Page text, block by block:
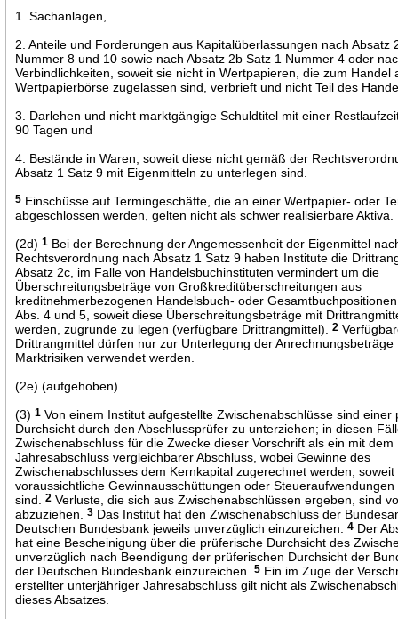
1. Sachanlagen,
2. Anteile und Forderungen aus Kapitalüberlassungen nach Absatz
Nummer 8 und 10 sowie nach Absatz 2b Satz 1 Nummer 4 oder
Verbindlichkeiten, soweit sie nicht in Wertpapieren, die zum Handel
Wertpapierbörse zugelassen sind, verbrieft und nicht Teil des
3. Darlehen und nicht marktgängige Schuldtitel mit einer
90 Tagen und
4. Bestände in Waren, soweit diese nicht gemäß der
Absatz 1 Satz 9 mit Eigenmitteln zu unterlegen sind.
5 Einschüsse auf Termingeschäfte, die an einer Wertpapier- oder
abgeschlossen werden, gelten nicht als schwer realisierbare Aktiva.
(2d)1 Bei der Berechnung der Angemessenheit der Eigenmittel
Rechtsverordnung nach Absatz 1 Satz 9 haben Institute die
Absatz 2c, im Falle von Handelsbuchinstituten vermindert um die
Überschreitungsbeträge von Großkreditüberschreitungen aus
kreditnehmerbezogenen Handelsbuch- oder
Abs. 4 und 5, soweit diese Überschreitungsbeträge mit
werden, zugrunde zu legen (verfügbare Drittrangmittel).2
Drittrangmittel dürfen nur zur Unterlegung der Anrechnungsbeträge
Marktrisiken verwendet werden.
(2e) (aufgehoben)
(3)1 Von einem Institut aufgestellte Zwischenabschlüsse sind einer
Durchsicht durch den Abschlussprüfer zu unterziehen; in diesen
Zwischenabschluss für die Zwecke dieser Vorschrift als ein mit dem
Jahresabschluss vergleichbarer Abschluss, wobei Gewinne des
Zwischenabschlusses dem Kernkapital zugerechnet werden,
voraussichtliche Gewinnausschüttungen oder
sind.2 Verluste, die sich aus Zwischenabschlüssen ergeben, sind
abzuziehen.3 Das Institut hat den Zwischenabschluss der
Deutschen Bundesbank jeweils unverzüglich einzureichen.4 Der
hat eine Bescheinigung über die prüferische Durchsicht des
unverzüglich nach Beendigung der prüferischen Durchsicht der
der Deutschen Bundesbank einzureichen.5 Ein im Zuge der
erstellter unterjähriger Jahresabschluss gilt nicht als
dieses Absatzes.